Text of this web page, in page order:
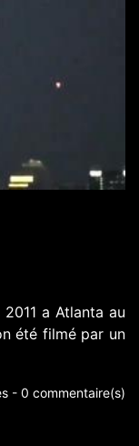
a Atlanta au
été filmé par un
- 0 commentaire(s)